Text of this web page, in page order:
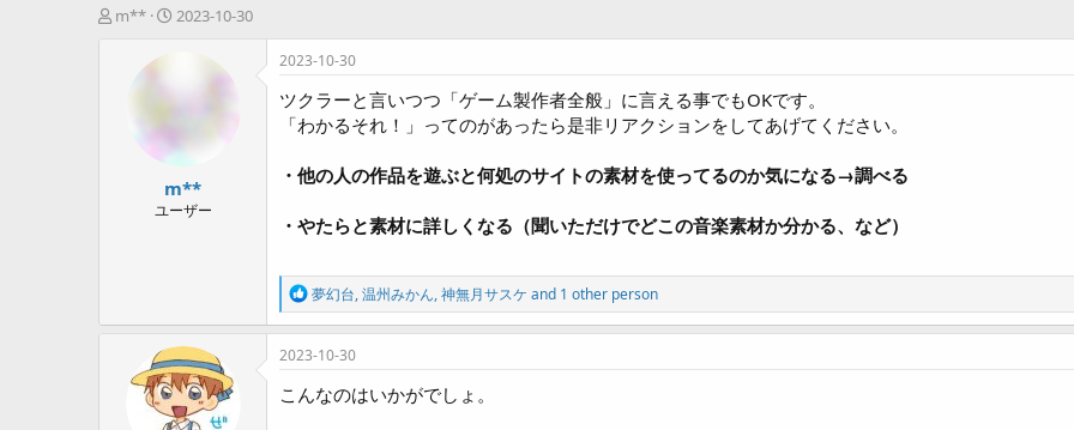
T
m**
開
2023-10-30
m**
ユーザー
2023-10-30
ツクラーと言いつつ「ゲーム製作者全般」に言える事でもOKです。
「わかるそれ！」ってのがあったら是非リアクションをしてあげてください。
・他の人の作品を遊ぶと何処のサイトの素材を使ってるのか気になる→調べる
・やたらと素材に詳しくなる（聞いただけでどこの音楽素材か分かる、など）
R
e
a
c
o
夢幻台,温州みかん,神無月サスケ and 1 other person
2023-10-30
こんなのはいかがでしょ。